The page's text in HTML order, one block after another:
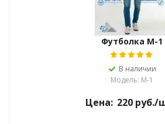
Футболка M-1
В наличии
Модель: М-1
Цена: 220 руб./